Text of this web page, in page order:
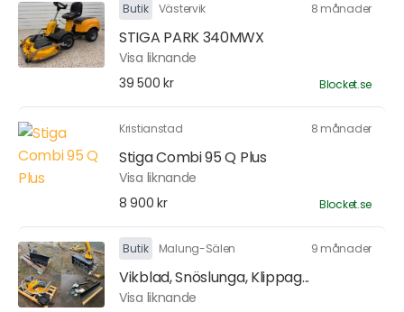
Butik Västervik 8 månader
STIGA PARK 340MWX
Visa liknande
39 500 kr
Blocket.se
Kristianstad 8 månader
Stiga Combi 95 Q Plus
Visa liknande
8 900 kr
Blocket.se
Butik Malung-Sälen 9 månader
Vikblad, Snöslunga, Klippag...
Visa liknande